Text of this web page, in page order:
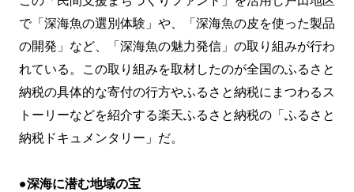
で「深海魚の選別体験」や、「深海魚の皮を使った製品
の開発」など、「深海魚の魅力発信」の取り組みが行わ
れている。この取り組みを取材したのが全国のふるさと
納税の具体的な寄付の行方やふるさと納税にまつわるス
トーリーなどを紹介する楽天ふるさと納税の「ふるさと
納税ドキュメンタリー」だ。
●深海に潜む地域の宝